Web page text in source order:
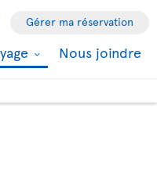
Gérer ma réservation
Nous joindre